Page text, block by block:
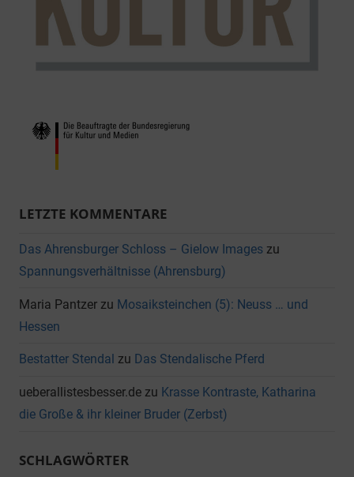
LETZTE KOMMENTARE
Das Ahrensburger Schloss – Gielow Images zu
Spannungsverhältnisse (Ahrensburg)
Maria Pantzer zu Mosaiksteinchen (5): Neuss … und
Hessen
Bestatter Stendal zu Das Stendalische Pferd
ueberallistesbesser.de zu Krasse Kontraste, Katharina
die Große & ihr kleiner Bruder (Zerbst)
SCHLAGWÖRTER